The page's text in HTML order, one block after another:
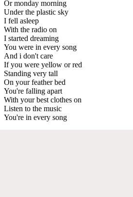
Or monday morning
Under the plastic sky
I fell asleep
With the radio on
I started dreaming
You were in every song
And i don't care
If you were yellow or red
Standing very tall
On your feather bed
You're falling apart
With your best clothes on
Listen to the music
You're in every song